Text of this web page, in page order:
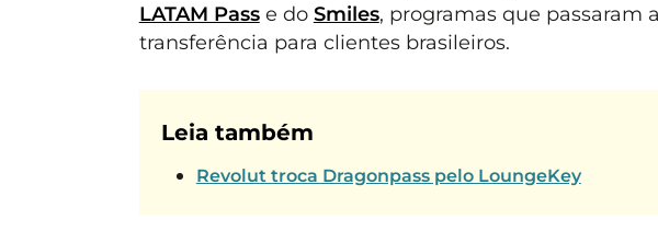
LATAM Passe do Smiles, programas que passaram
transferência para clientes brasileiros.
Leia também
Revolut troca Dragonpass pelo LoungeKey